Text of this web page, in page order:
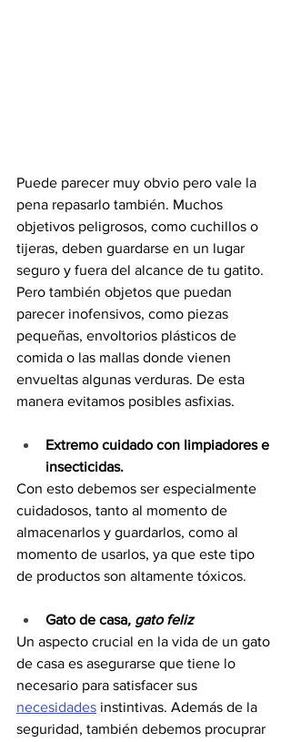
Puede parecer muy obvio pero vale la
pena repasarlo también. Muchos
objetivos peligrosos, como cuchillos o
tijeras, deben guardarse en un lugar
seguro y fuera del alcance de tu gatito.
Pero también objetos que puedan
parecer inofensivos, como piezas
pequeñas, envoltorios plásticos de
comida o las mallas donde vienen
envueltas algunas verduras. De esta
manera evitamos posibles asfixias.
Extremo cuidado con limpiadores e
insecticidas.
Con esto debemos ser especialmente
cuidadosos, tanto al momento de
almacenarlos y guardarlos, como al
momento de usarlos, ya que este tipo
de productos son altamente tóxicos.
Gato de casa, gato feliz
Un aspecto crucial en la vida de un gato
de casa es asegurarse que tiene lo
necesario para satisfacer sus
necesidades instintivas. Además de la
seguridad, también debemos procuprar